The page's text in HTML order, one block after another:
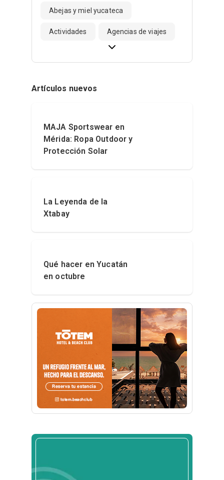
Abejas y miel yucateca
Actividades Agencias de viajes
Artículos nuevos
MAJA Sportswear en
Mérida: Ropa Outdoor y
Protección Solar
La Leyenda de la
Xtabay
Qué hacer en Yucatán
en octubre